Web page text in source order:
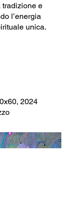
tradizione e
l’energia
unica.
2024